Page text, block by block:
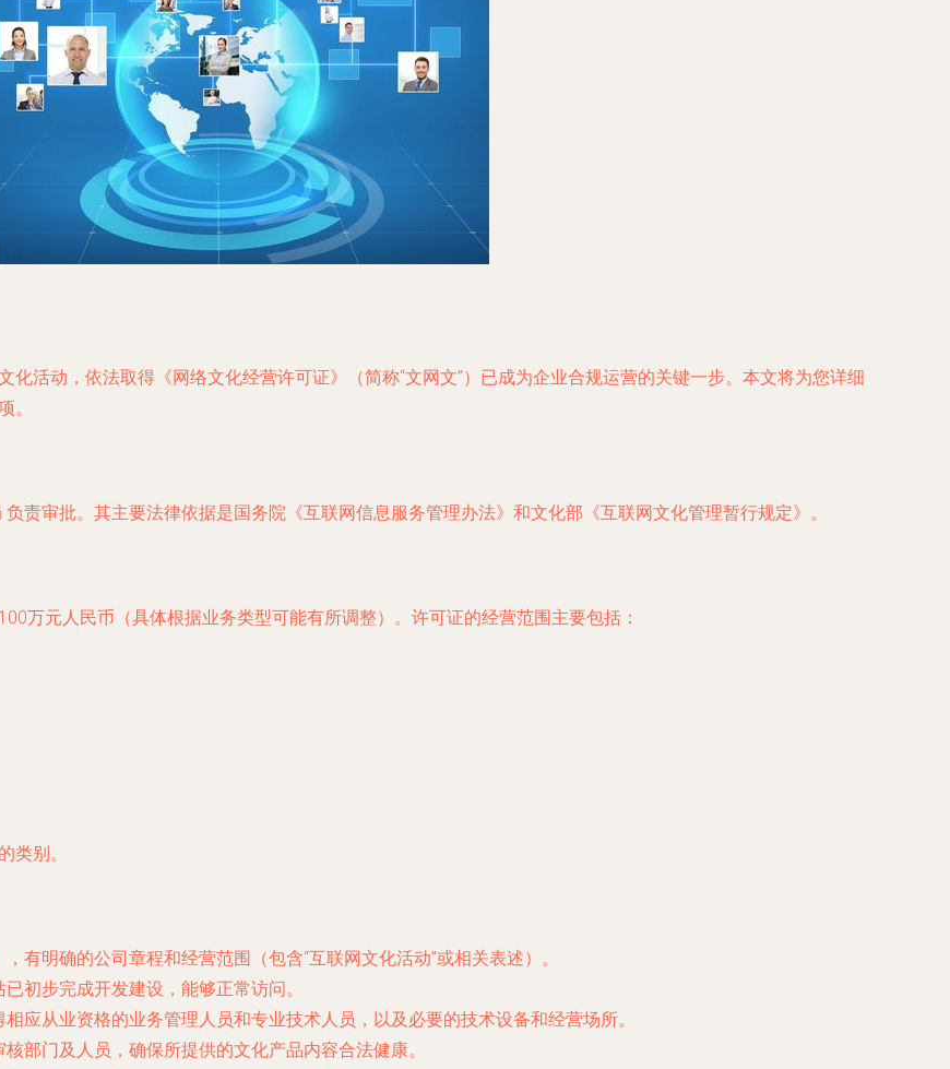
活动，依法取得《网络文化经营许可证》（简称“文网文”）已成为企业合规运营的关键一步。本文将为您详细
。
负责审批。其主要法律依据是国务院《互联网信息服务管理办法》和文化部《互联网文化管理暂行规定》。
万元人民币（具体根据业务类型可能有所调整）。许可证的经营范围主要包括：
类别。
有明确的公司章程和经营范围（包含“互联网文化活动”或相关表述）。
初步完成开发建设，能够正常访问。
应从业资格的业务管理人员和专业技术人员，以及必要的技术设备和经营场所。
部门及人员，确保所提供的文化产品内容合法健康。